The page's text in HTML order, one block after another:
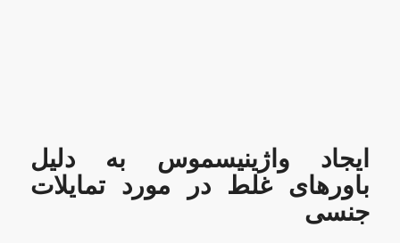
ایجاد واژینیسموس به دلیل
باورهای غلط در مورد تمایلات
جنسی